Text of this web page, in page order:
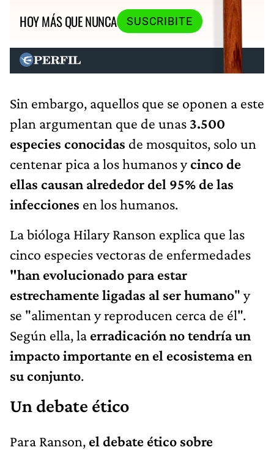
HOY MÁS QUE NUNCA
SUSCRIBITE
Sin embargo, aquellos que se oponen a este
plan argumentan que de unas 3.500
especies conocidas de mosquitos, solo un
centenar pica a los humanos ycinco de
ellas causan alrededor del 95% de las
infecciones en los humanos.
La bióloga Hilary Ranson explica que las
cinco especies vectoras de enfermedades
"han evolucionado para estar
estrechamente ligadas al ser humano" y
se "alimentan y reproducen cerca de él".
Según ella, la erradicación no tendría un
impacto importante en el ecosistema en
su conjunto.
Un debate ético
Para Ranson, el debate ético sobre